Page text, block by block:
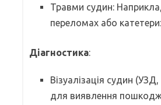
Травми судин:
переломах або
Діагностика:
Візуалізація судин (УЗД,
для виявлення